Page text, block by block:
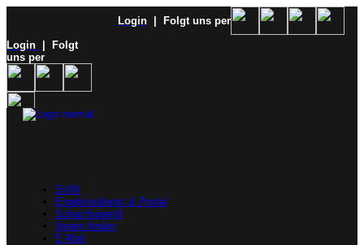
Login
| Folgt uns per
Login
| Folgt
uns per
SVW
Ergebnisdienst & Portal
Schachjugend
Verein finden
E-Mail